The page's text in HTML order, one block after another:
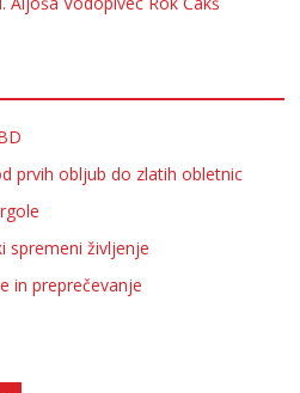
prvih obljub do zlatih obletnic
spremeni življenje
in preprečevanje